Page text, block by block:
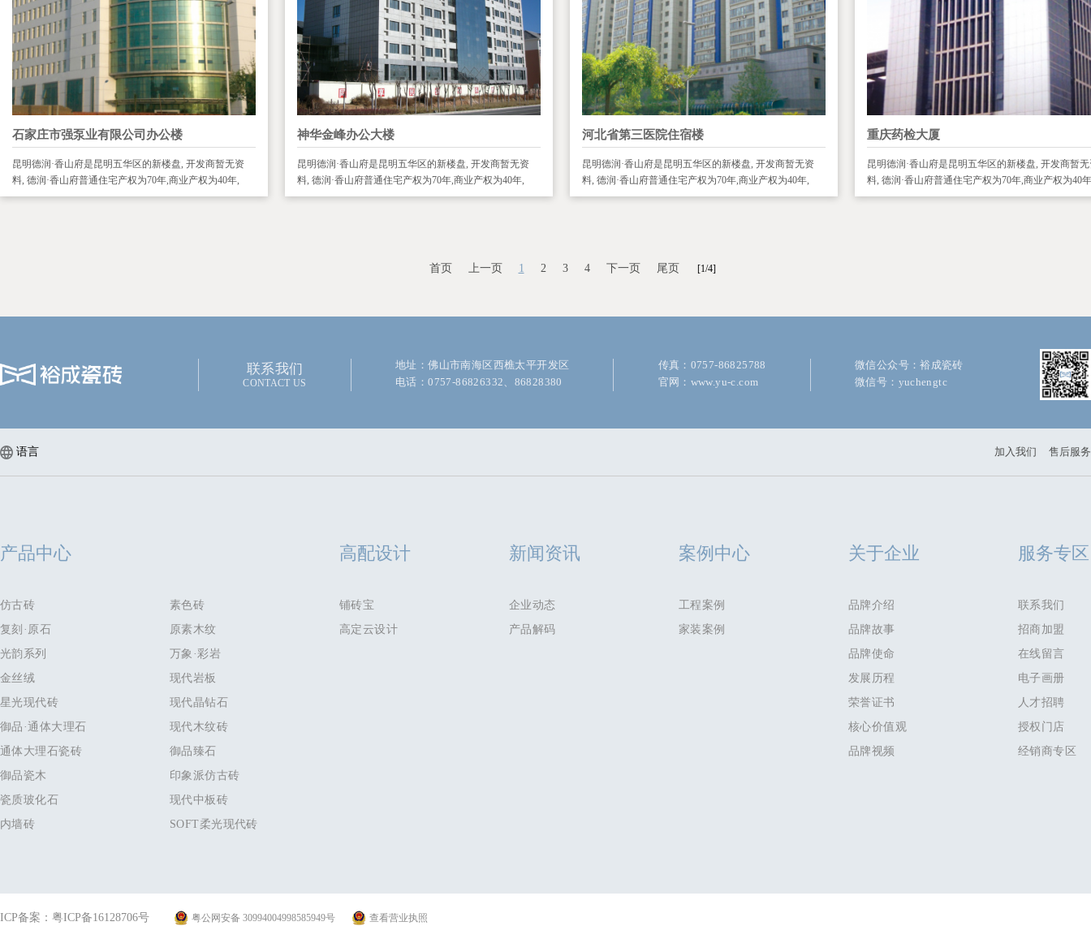
石家庄市强泵业有限公司办公楼
昆明德润·香山府是昆明五华区的新楼盘, 开发商暂无资
料, 德润·香山府普通住宅产权为70年,商业产权为40年,
神华金峰办公大楼
昆明德润·香山府是昆明五华区的新楼盘, 开发商暂无资
料, 德润·香山府普通住宅产权为70年,商业产权为40年,
河北省第三医院住宿楼
昆明德润·香山府是昆明五华区的新楼盘, 开发商暂无资
料, 德润·香山府普通住宅产权为70年,商业产权为40年,
重庆药检大厦
昆明德润·香山府是昆明五华区的新楼盘, 开发商暂
料, 德润·香山府普通住宅产权为70年,商业产权为40
首页 上一页 1 2 3 4 下一页 尾页 [1/4]
联系我们
CONTACT US
地址：佛山市南海区西樵太平开发区
电话：0757-86826332、86828380
传真：0757-86825788
官网：www.yu-c.com
微信公众号：裕成瓷砖
微信号：yuchengtc
语言 加入我们 售后服务
产品中心
仿古砖
素色砖
复刻·原石
原素木纹
光韵系列
万象·彩岩
金丝绒
现代岩板
星光现代砖
现代晶钻石
御品·通体大理石
现代木纹砖
通体大理石瓷砖
御品臻石
御品瓷木
印象派仿古砖
瓷质玻化石
现代中板砖
内墙砖
SOFT柔光现代砖
高配设计
铺砖宝
高定云设计
新闻资讯
企业动态
产品解码
案例中心
工程案例
家装案例
关于企业
品牌介绍
品牌故事
品牌使命
发展历程
荣誉证书
核心价值观
品牌视频
服务专区
联系我们
招商加盟
在线留言
电子画册
人才招聘
授权门店
经销商专区
ICP备案： 粤ICP备16128706号 粤公网安备 30994004998585949号 查看营业执照